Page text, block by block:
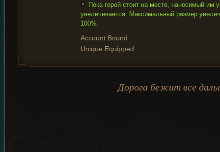
Пока герой стоит на месте, наносимый им
увеличивается. Максимальный размер
100%.
Account Bound
Unique Equipped
Дорога бежит все